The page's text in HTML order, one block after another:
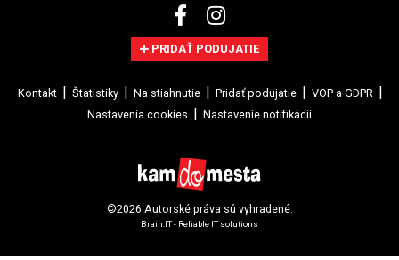
PRIDAŤ PODUJATIE
Kontakt Štatistiky Na stiahnutie Pridať podujatie
VOP a GDPR
Nastavenia cookies
Nastavenie notifikácií
©2026 Autorské práva sú vyhradené.
Brain:IT - Reliable IT solutions